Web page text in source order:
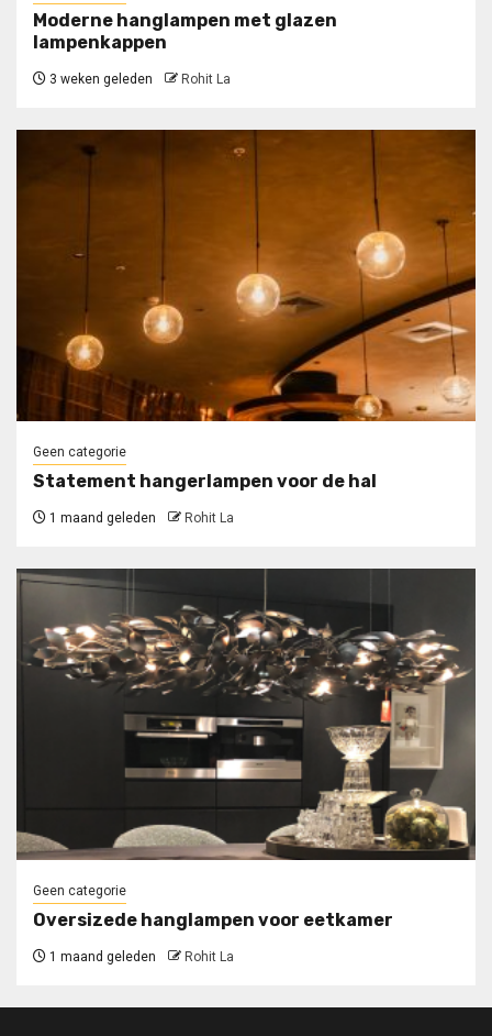
Moderne hanglampen met glazen
lampenkappen
3 weken geleden Rohit La
Geen categorie
Statement hangerlampen voor de hal
1 maand geleden Rohit La
Geen categorie
Oversizede hanglampen voor eetkamer
1 maand geleden Rohit La